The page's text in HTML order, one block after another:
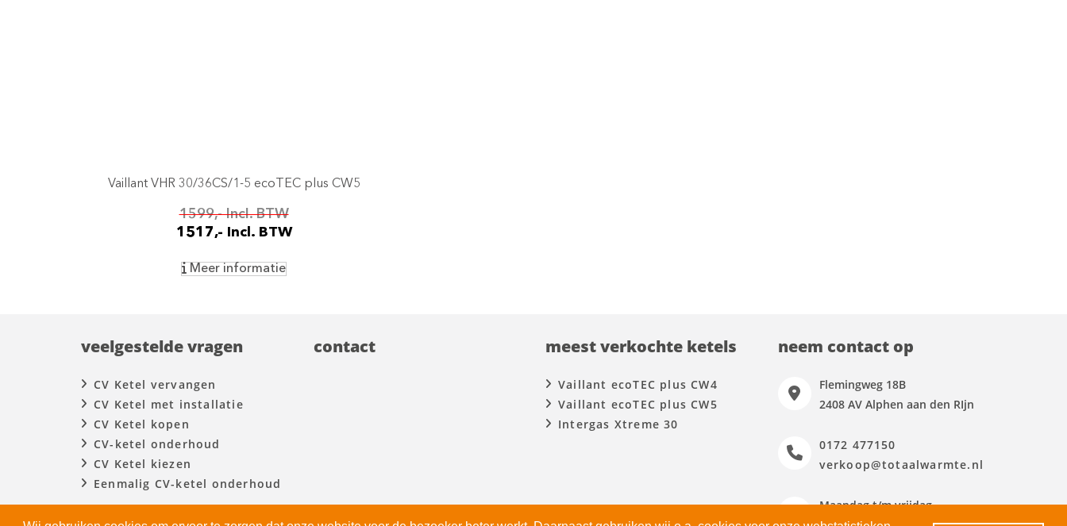
Vaillant VHR 30/36CS/1-5 ecoTEC plus CW5
1599,- Incl. BTW
1517,- Incl. BTW
Meer informatie
veelgestelde vragen
CV Ketel vervangen
CV Ketel met installatie
CV Ketel kopen
CV-ketel onderhoud
CV Ketel kiezen
Eenmalig CV-ketel onderhoud
contact meest verkochte ketels
Vaillant ecoTEC plus CW4
Vaillant ecoTEC plus CW5
Intergas Xtreme 30
neem contact op
Flemingweg 18B
2408 AV Alphen aan den RIjn
0172 477150
verkoop@totaalwarmte.nl
Maandag t/m vrijdag